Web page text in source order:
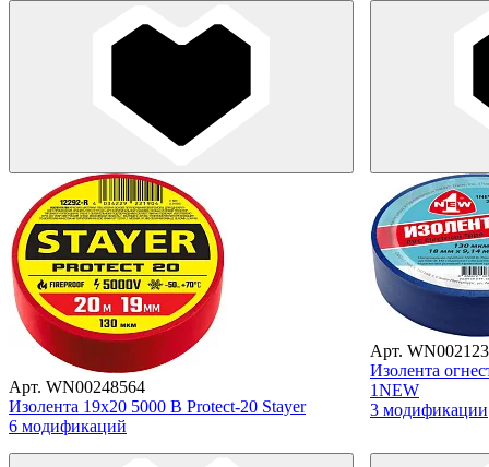
Арт. WN00248564
Изолента 19х20 5000 В Protect-20 Stayer
6 модификаций
Арт.
Изолента
1NEW
3 модификации